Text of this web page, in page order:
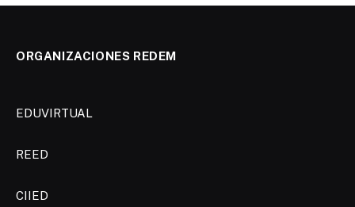
ORGANIZACIONES REDEM
EDUVIRTUAL
REED
CIIED